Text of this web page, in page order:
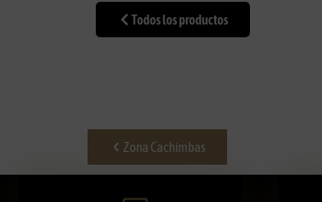
Todos los productos
Zona Cachimbas